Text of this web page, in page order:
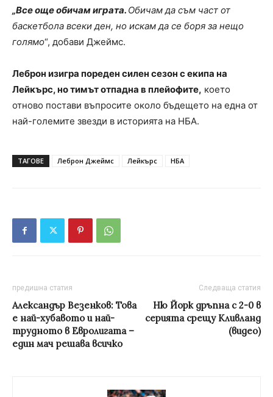
„Все още обичам играта. Обичам да съм част от
баскетбола всеки ден, но искам да се боря за нещо
голямо“, добави Джеймс.
Леброн изигра пореден силен сезон с екипа на
Лейкърс, но тимът отпадна в плейофите, което
отново постави въпросите около бъдещето на една от
най-големите звезди в историята на НБА.
ТАГОВЕ Леброн Джеймс Лейкърс НБА
предишна статия
Александър Везенков: Това
е най-хубавото и най-
трудното в Евролигата –
един мач решава всичко
Следваща статия
Ню Йорк дръпна с 2-0 в
серията срещу Кливланд
(видео)